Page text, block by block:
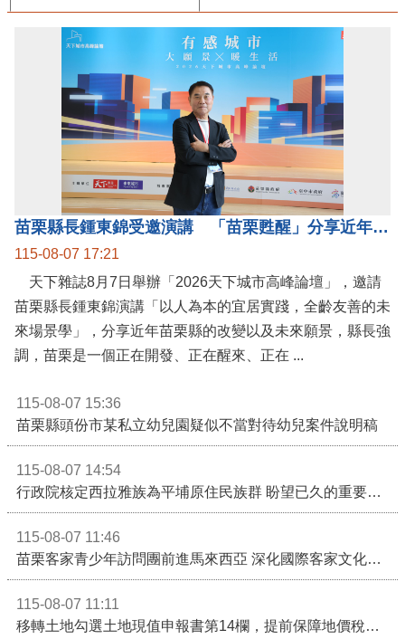
苗栗縣長鍾東錦受邀演講 「苗栗甦醒」分享近年轉變
115-08-07 17:21
天下雜誌8月7日舉辦「2026天下城市高峰論壇」，邀請
苗栗縣長鍾東錦演講「以人為本的宜居實踐，全齡友善的未
來場景學」，分享近年苗栗縣的改變以及未來願景，縣長強
115-08-07 15:36
苗栗縣頭份市某私立幼兒園疑似不當對待幼兒案件說明稿
115-08-07 14:54
115-08-07 11:46
115-08-07 11:11